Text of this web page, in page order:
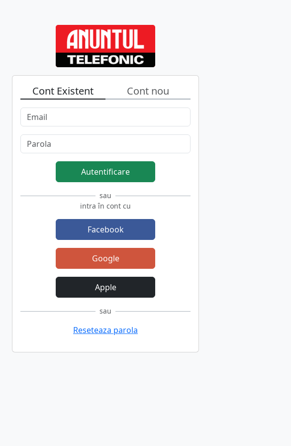
Cont Existent Cont nou
Autentificare
sau
intra în cont cu
Facebook
Google
Apple
sau
Reseteaza parola